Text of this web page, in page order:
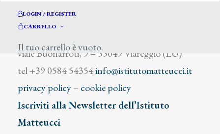
LOGIN / REGISTER
CARRELLO
Il tuo carrello è vuoto.
viale Buonarroti, 9 – 55049 Viareggio (LU)
tel +39 0584 54354info@istitutomatteucci.it
privacy policy– cookie policy
Iscriviti alla Newsletter dell’Istituto
Matteucci